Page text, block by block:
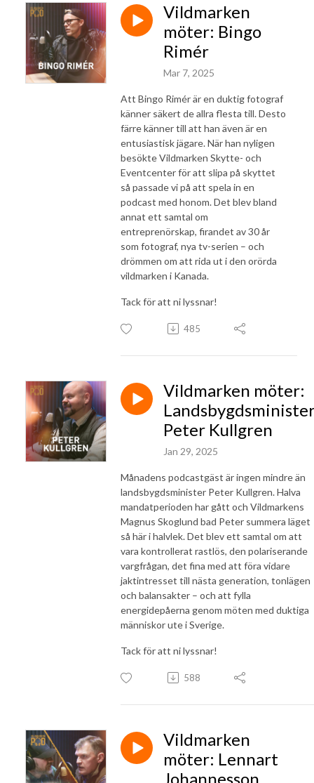
Vildmarken
möter: Bingo
Rimér
Mar 7, 2025
Att Bingo Rimér är en duktig fotograf
känner säkert de allra flesta till. Desto
färre känner till att han även är en
entusiastisk jägare.När han nyligen
besökte Vildmarken Skytte- och
Eventcenter för att slipa på skyttet
så passade vi på att spela in en
podcast med honom. Det blev bland
annat ett samtal om
entreprenörskap, firandet av 30 år
som fotograf, nya tv-serien – och
drömmen om att rida ut i den orörda
vildmarken i Kanada.
Tack för att ni lyssnar!
485
Vildmarken möter:
Peter Kullgren
Jan 29, 2025
Månadens podcastgäst är ingen mindre än
landsbygdsminister Peter Kullgren. Halva
mandatperioden har gått och Vildmarkens
Magnus Skoglund bad Peter summera läget
så här i halvlek. Det blev ett samtal om att
vara kontrollerat rastlös, den polariserande
vargfrågan, det fina med att föra vidare
jaktintresset till nästa generation, tonlägen
och balansakter – och att fylla
energidepåerna genom möten med duktiga
människor ute i Sverige.
Tack för att ni lyssnar!
588
Vildmarken
möter: Lennart
Johannesson